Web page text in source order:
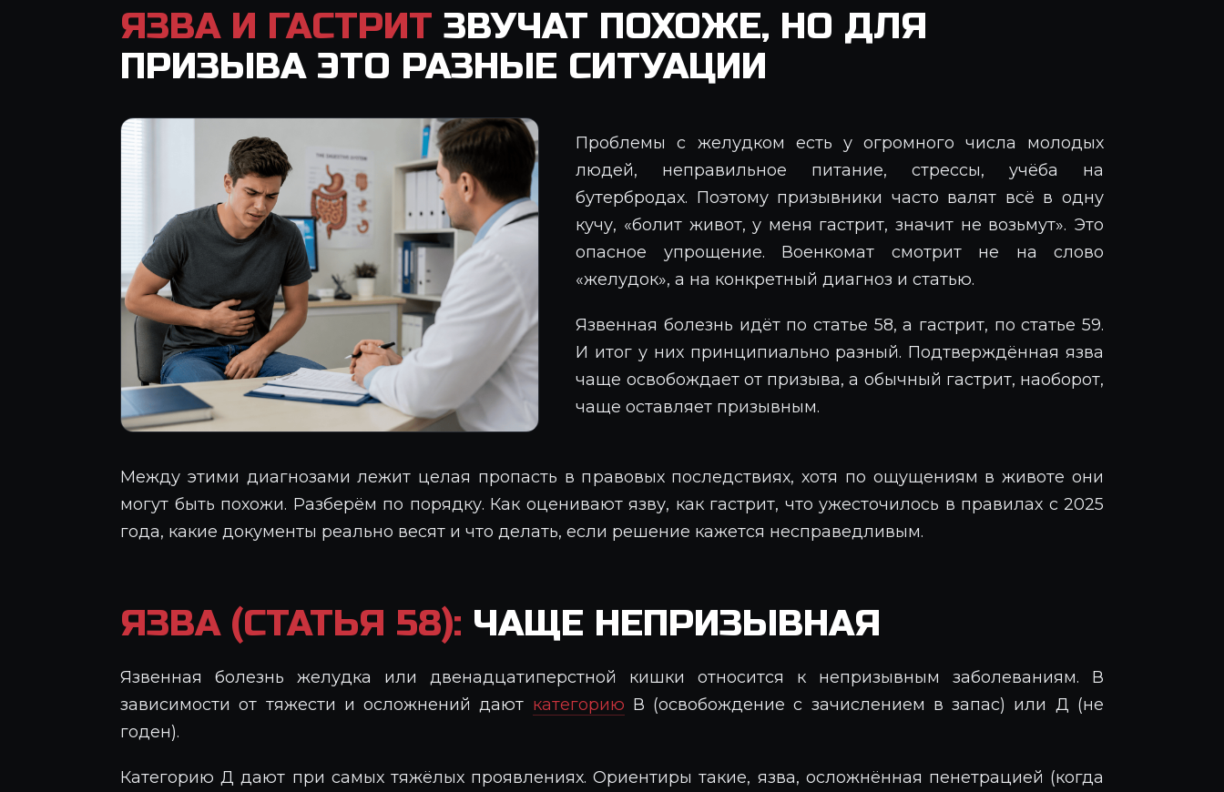
ЯЗВА И ГАСТРИТ ЗВУЧАТ ПОХОЖЕ, НО ДЛЯ
ПРИЗЫВА ЭТО РАЗНЫЕ СИТУАЦИИ
Проблемы с желудком есть у огромного числа молодых
людей, неправильное питание, стрессы, учёба на
бутербродах. Поэтому призывники часто валят всё в одну
кучу, «болит живот, у меня гастрит, значит не возьмут». Это
опасное упрощение. Военкомат смотрит не на слово
«желудок», а на конкретный диагноз и статью.
Язвенная болезнь идёт по статье 58, а гастрит, по статье 59.
И итог у них принципиально разный. Подтверждённая язва
чаще освобождает от призыва, а обычный гастрит, наоборот,
чаще оставляет призывным.
Между этими диагнозами лежит целая пропасть в правовых последствиях, хотя по ощущениям в животе они
могут быть похожи. Разберём по порядку. Как оценивают язву, как гастрит, что ужесточилось в правилах с 2025
года, какие документы реально весят и что делать, если решение кажется несправедливым.
ЯЗВА (СТАТЬЯ 58): ЧАЩЕ НЕПРИЗЫВНАЯ
Язвенная болезнь желудка или двенадцатиперстной кишки относится к непризывным заболеваниям. В
зависимости от тяжести и осложнений дают категорию В (освобождение с зачислением в запас) или Д (не
годен).
Категорию Д дают при самых тяжёлых проявлениях. Ориентиры такие, язва, осложнённая пенетрацией (когда